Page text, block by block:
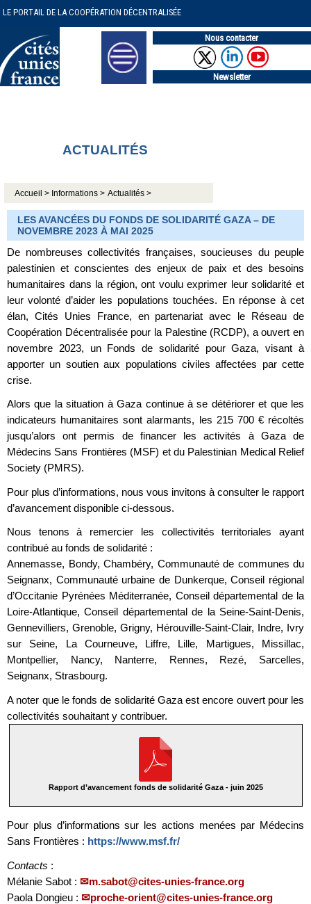
LE PORTAIL DE LA COOPÉRATION DÉCENTRALISÉE
Nous contacter
Newsletter
ACTUALITÉS
Accueil > Informations > Actualités >
LES AVANCÉES DU FONDS DE SOLIDARITÉ GAZA – DE
NOVEMBRE 2023 À MAI 2025
De nombreuses collectivités françaises, soucieuses du peuple
palestinien et conscientes des enjeux de paix et des besoins
humanitaires dans la région, ont voulu exprimer leur solidarité et
leur volonté d’aider les populations touchées. En réponse à cet
élan, Cités Unies France, en partenariat avec le Réseau de
Coopération Décentralisée pour la Palestine (RCDP), a ouvert en
novembre 2023, un Fonds de solidarité pour Gaza, visant à
apporter un soutien aux populations civiles affectées par cette
crise.
Alors que la situation à Gaza continue à se détériorer et que les
indicateurs humanitaires sont alarmants, les 215 700 € récoltés
jusqu’alors ont permis de financer les activités à Gaza de
Médecins Sans Frontières (MSF) et du Palestinian Medical Relief
Society (PMRS).
Pour plus d’informations, nous vous invitons à consulter le rapport
d’avancement disponible ci-dessous.
Nous tenons à remercier les collectivités territoriales ayant
contribué au fonds de solidarité :
Annemasse, Bondy, Chambéry, Communauté de communes du
Seignanx, Communauté urbaine de Dunkerque, Conseil régional
d’Occitanie Pyrénées Méditerranée, Conseil départemental de la
Loire-Atlantique, Conseil départemental de la Seine-Saint-Denis,
Gennevilliers, Grenoble, Grigny, Hérouville-Saint-Clair, Indre, Ivry
sur Seine, La Courneuve, Liffre, Lille, Martigues, Missillac,
Montpellier, Nancy, Nanterre, Rennes, Rezé, Sarcelles,
Seignanx, Strasbourg.
A noter que le fonds de solidarité Gaza est encore ouvert pour les
collectivités souhaitant y contribuer.
Rapport d’avancement fonds de solidarité Gaza - juin 2025
Pour plus d’informations sur les actions menées par Médecins
Sans Frontières : https://www.msf.fr/
Contacts :
Mélanie Sabot :
m.sabot@cites-unies-france.org
Paola Dongieu :
proche-orient@cites-unies-france.org